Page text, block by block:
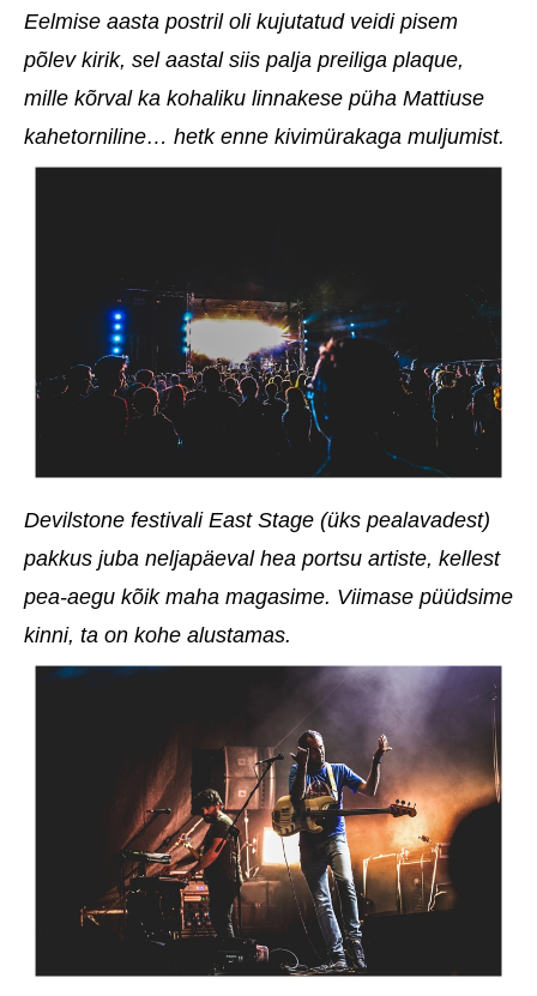
Eelmise aasta postril oli kujutatud veidi pisem
põlev kirik, sel aastal siis palja preiliga plaque,
mille kõrval ka kohaliku linnakese püha Mattiuse
kahetorniline… hetk enne kivimürakaga muljumist.
Devilstone festivali East Stage (üks pealavadest)
pakkus juba neljapäeval hea portsu artiste, kellest
pea-aegu kõik maha magasime. Viimase püüdsime
kinni, ta on kohe alustamas.